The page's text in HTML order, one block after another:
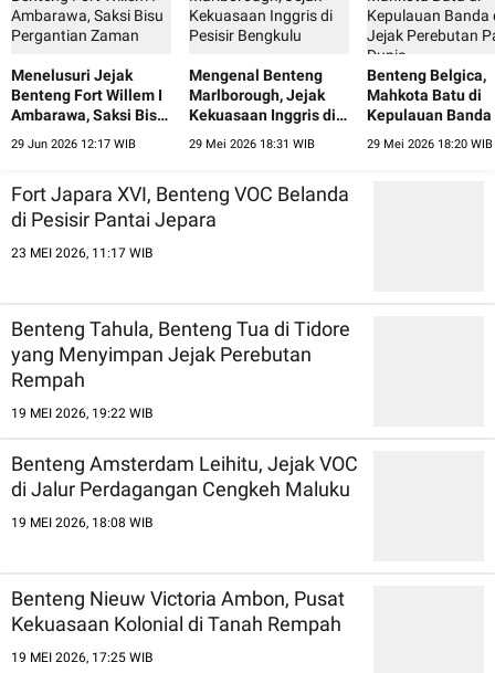
Menelusuri Jejak
Benteng Fort Willem I
Ambarawa, Saksi Bisu
Pergantian Zaman
29 Jun 2026 12:17 WIB
Mengenal Benteng
Marlborough, Jejak
Kekuasaan Inggris di
Pesisir Bengkulu
29 Mei 2026 18:31 WIB
Benteng Belgica,
Mahkota Batu di
Kepulauan Banda
Jejak Perebutan
29 Mei 2026 18:20 WIB
Fort Japara XVI, Benteng VOC Belanda
di Pesisir Pantai Jepara
23 MEI 2026, 11:17 WIB
Benteng Tahula, Benteng Tua di Tidore
yang Menyimpan Jejak Perebutan
Rempah
19 MEI 2026, 19:22 WIB
Benteng Amsterdam Leihitu, Jejak VOC
di Jalur Perdagangan Cengkeh Maluku
19 MEI 2026, 18:08 WIB
Benteng Nieuw Victoria Ambon, Pusat
Kekuasaan Kolonial di Tanah Rempah
19 MEI 2026, 17:25 WIB